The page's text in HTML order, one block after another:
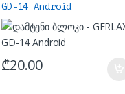
GD-14 Android
₾20.00